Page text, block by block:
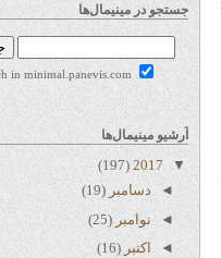
جستجو در مینیمال‌ها
آرشیو مینیمال‌ها
▼
2017
(197)
◄ دسامبر (19)
◄ نوامبر (25)
◄
اکتبر (16)